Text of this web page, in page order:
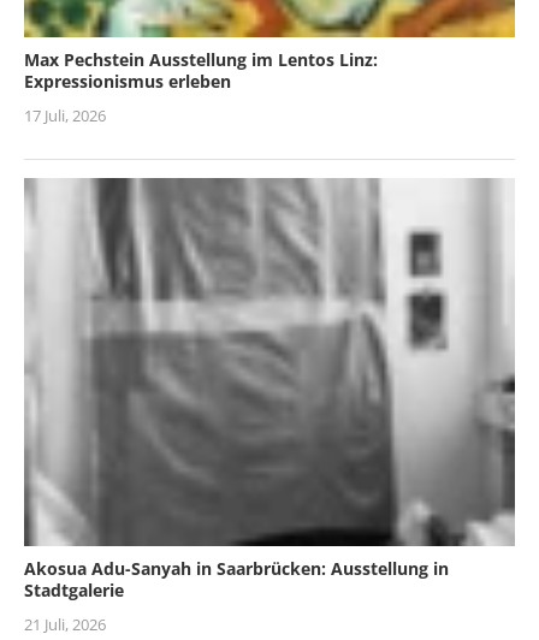
Max Pechstein Ausstellung im Lentos Linz:
Expressionismus erleben
17 Juli, 2026
Akosua Adu-Sanyah in Saarbrücken: Ausstellung in
Stadtgalerie
21 Juli, 2026